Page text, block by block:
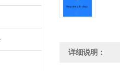
详细说明：